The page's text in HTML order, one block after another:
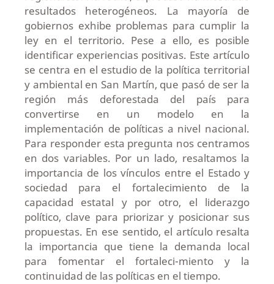
resultados heterogéneos. La mayoría de
gobiernos exhibe problemas para cumplir la
ley en el territorio. Pese a ello, es posible
identificar experiencias positivas. Este artículo
se centra en el estudio de la política territorial
y ambiental en San Martín, que pasó de ser la
región más deforestada del país para
convertirse en un modelo en la
implementación de políticas a nivel nacional.
Para responder esta pregunta nos centramos
en dos variables. Por un lado, resaltamos la
importancia de los vínculos entre el Estado y
sociedad para el fortalecimiento de la
capacidad estatal y por otro, el liderazgo
político, clave para priorizar y posicionar sus
propuestas. En ese sentido, el artículo resalta
la importancia que tiene la demanda local
para fomentar el fortaleci-miento y la
continuidad de las políticas en el tiempo.